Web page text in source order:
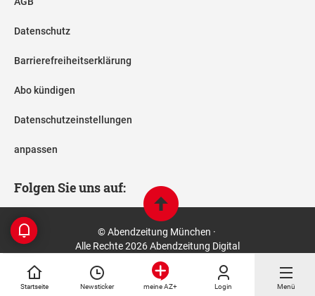
Startseite Newsticker meine AZ+ Login Menü
Datenschutz
Barrierefreiheitserklärung
Abo kündigen
Datenschutzeinstellungen
anpassen
Folgen Sie uns auf:
© Abendzeitung München ·
Alle Rechte 2026 Abendzeitung Digital